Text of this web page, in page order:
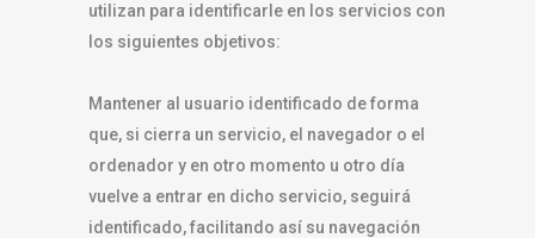
utilizan para identificarle en los servicios con
los siguientes objetivos:
Mantener al usuario identificado de forma
que, si cierra un servicio, el navegador o el
ordenador y en otro momento u otro día
vuelve a entrar en dicho servicio, seguirá
identificado, facilitando así su navegación